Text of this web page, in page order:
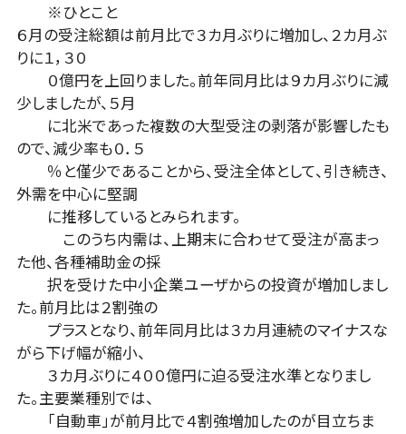
※ひとこと
６月の受注総額は前月比で３カ月ぶりに増加し、２カ月ぶ
りに１，３０
０億円を上回りました。前年同月比は９カ月ぶりに減
少しましたが、５月
に北米であった複数の大型受注の剥落が影響したも
ので、減少率も０．５
％と僅少であることから、受注全体として、引き続き、
外需を中心に堅調
に推移しているとみられます。
このうち内需は、上期末に合わせて受注が高まっ
た他、各種補助金の採
択を受けた中小企業ユーザからの投資が増加しまし
た。前月比は２割強の
プラスとなり、前年同月比は３カ月連続のマイナスな
がら下げ幅が縮小、
３カ月ぶりに４００億円に迫る受注水準となりまし
た。主要業種別では、
「自動車」が前月比で４割強増加したのが目立ちま